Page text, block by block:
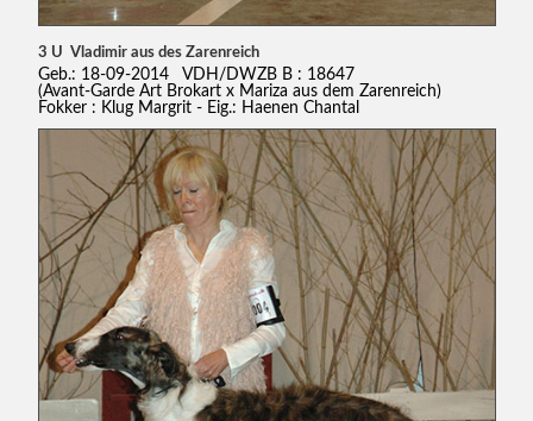
3 U Vladimir aus des Zarenreich
Geb.: 18-09-2014 VDH/DWZB B : 18647
(Avant-Garde Art Brokart x Mariza aus dem Zarenreich)
Fokker : Klug Margrit - Eig.: Haenen Chantal